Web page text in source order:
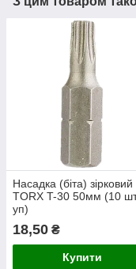
Насадка (біта) зірковий
TORX T-30 50мм (10
уп)
18,50 ₴
Купити